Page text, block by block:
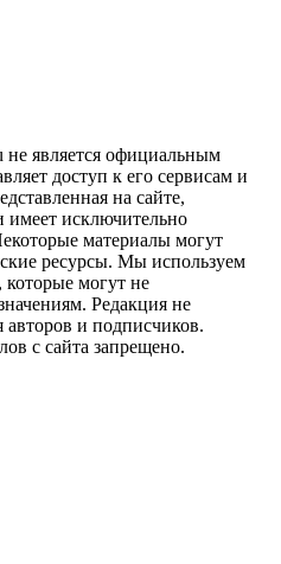
является официальным
доступ к его сервисам и
на сайте,
имеет исключительно
материалы могут
ресурсы. Мы используем
могут не
Редакция не
авторов и подписчиков.
с сайта запрещено.